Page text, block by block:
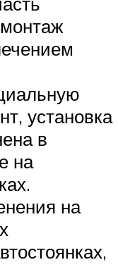
установка
в
на
на